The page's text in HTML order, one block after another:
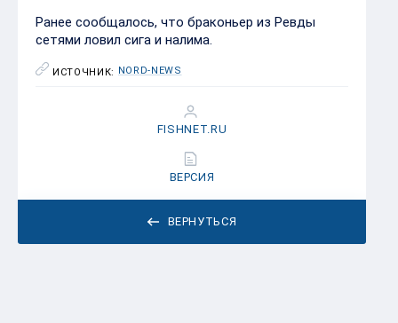
Ранее сообщалось, что браконьер из Ревды
сетями ловил сига и налима.
ИСТОЧНИК: NORD-NEWS
ВЕРНУТЬСЯ
FISHNET.RU
ВЕРСИЯ